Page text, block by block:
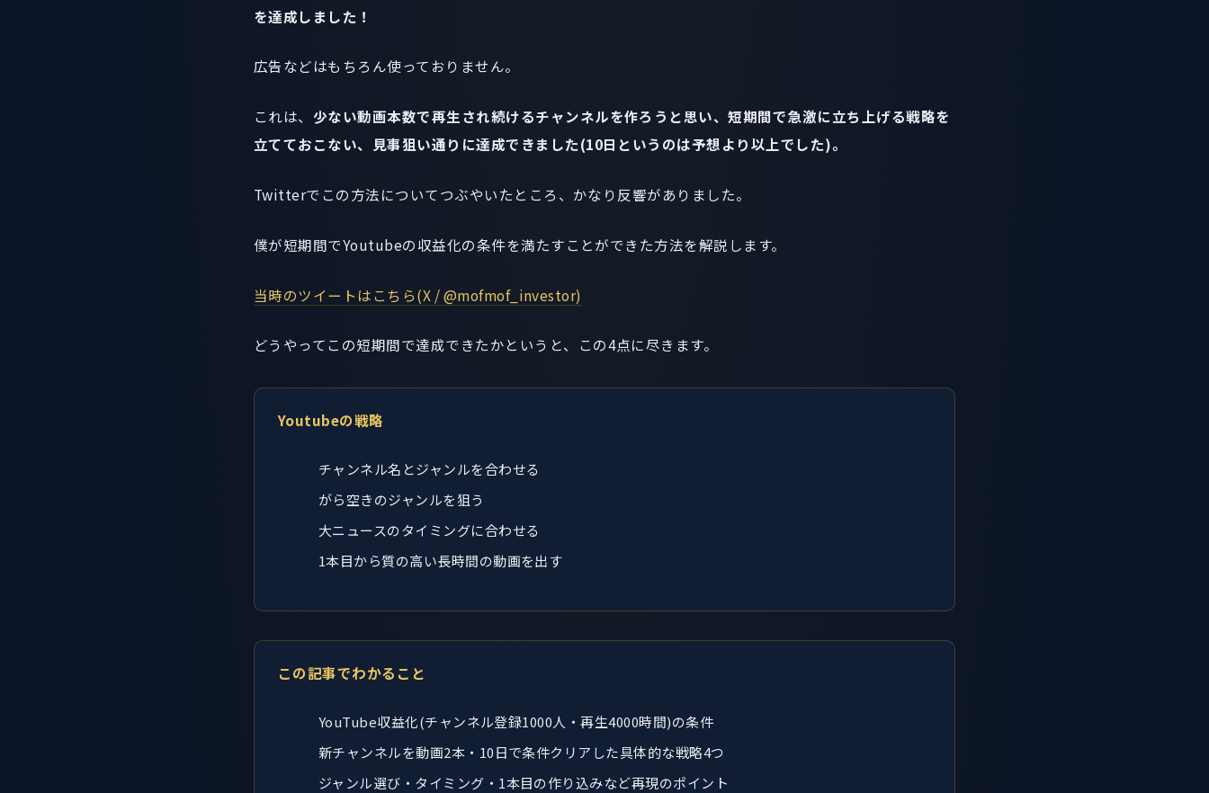
を達成しました！
広告などはもちろん使っておりません。
これは、 少ない動画本数で再生され続けるチャンネルを作ろうと思い、短期間で急激に立ち上げる戦略を
立てておこない、見事狙い通りに達成できました(10日というのは予想より以上でした)。
Twitterでこの方法についてつぶやいたところ、かなり反響がありました。
僕が短期間でYoutubeの収益化の条件を満たすことができた方法を解説します。
当時のツイートはこちら(X / @mofmof_investor)
どうやってこの短期間で達成できたかというと、この4点に尽きます。
Youtubeの戦略
チャンネル名とジャンルを合わせる
がら空きのジャンルを狙う
大ニュースのタイミングに合わせる
1本目から質の高い長時間の動画を出す
この記事でわかること
YouTube収益化(チャンネル登録1000人・再生4000時間)の条件
新チャンネルを動画2本・10日で条件クリアした具体的な戦略4つ
ジャンル選び・タイミング・1本目の作り込みなど再現のポイント